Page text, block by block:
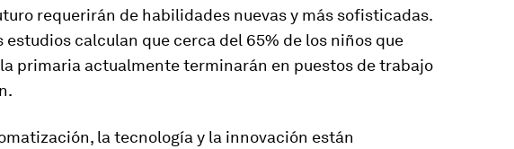
requerirán de habilidades nuevas y más sofisticadas.
estudios calculan que cerca del 65% de los niños que
primaria actualmente terminarán en puestos de trabajo
la tecnología y la innovación están